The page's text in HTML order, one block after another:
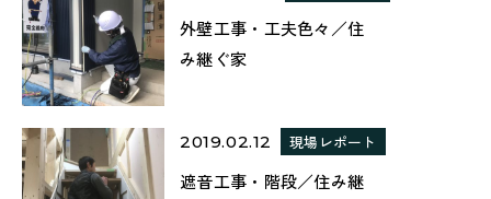
外壁工事・工夫色々／住
み継ぐ家
2019.02.12 現場レポート
遮音工事・階段／住み継